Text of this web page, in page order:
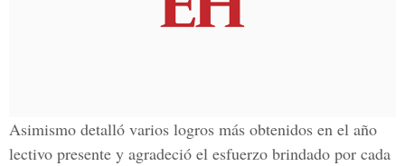
Asimismo detalló varios logros más obtenidos en el año
lectivo presente y agradeció el esfuerzo brindado por cada